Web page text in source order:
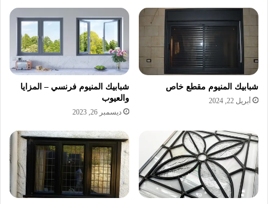
شبابيك المنيوم مقطع خاص
أبريل 22, 2024
شبابيك المنيوم فرنسي – المزايا
والعيوب
ديسمبر 26, 2023